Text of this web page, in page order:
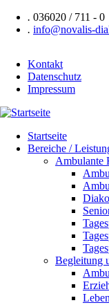
Direkt
zum
. 036020 / 711 - 0
. info@novalis-
Header
Navigation
Kontakt
Datenschutz
Impressum
Startseite
Bereiche /
Ambulante
Begleitung